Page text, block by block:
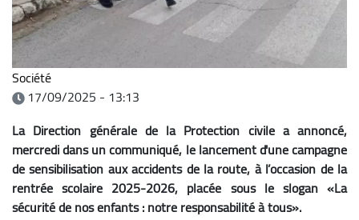
Société
17/09/2025 - 13:13
La Direction générale de la Protection civile a annoncé,
mercredi dans un communiqué, le lancement d'une campagne
de sensibilisation aux accidents de la route, à l’occasion de la
rentrée scolaire 2025-2026, placée sous le slogan «La
sécurité de nos enfants : notre responsabilité à tous».